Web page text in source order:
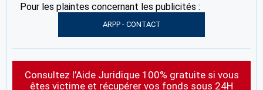
Pour les plaintes concernant les publicités :
ARPP - CONTACT
Consultez l’Aide Juridique 100% gratuite si vous
êtes victime et récupérer vos fonds sous 24H